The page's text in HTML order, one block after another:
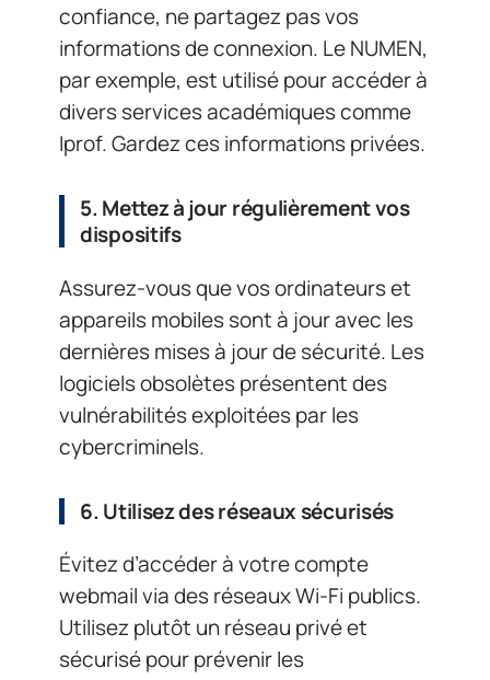
confiance, ne partagez pas vos
informations de connexion. Le NUMEN,
par exemple, est utilisé pour accéder à
divers services académiques comme
Iprof. Gardez ces informations privées.
5. Mettez à jour régulièrement vos
dispositifs
Assurez-vous que vos ordinateurs et
appareils mobiles sont à jour avec les
dernières mises à jour de sécurité. Les
logiciels obsolètes présentent des
vulnérabilités exploitées par les
cybercriminels.
6. Utilisez des réseaux sécurisés
Évitez d’accéder à votre compte
webmail via des réseaux Wi-Fi publics.
Utilisez plutôt un réseau privé et
sécurisé pour prévenir les